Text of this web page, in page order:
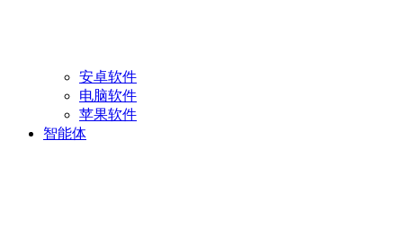
安卓软件
电脑软件
苹果软件
智能体